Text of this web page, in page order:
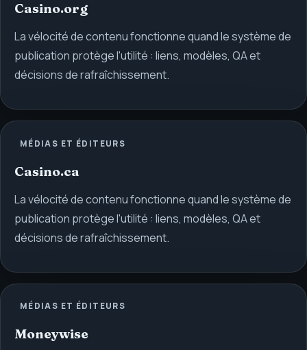
Casino.org
La vélocité de contenu fonctionne quand le système de
publication protège l'utilité : liens, modèles, QA et
décisions de rafraîchissement.
MÉDIAS ET ÉDITEURS
Casino.ca
La vélocité de contenu fonctionne quand le système de
publication protège l'utilité : liens, modèles, QA et
décisions de rafraîchissement.
MÉDIAS ET ÉDITEURS
Moneywise